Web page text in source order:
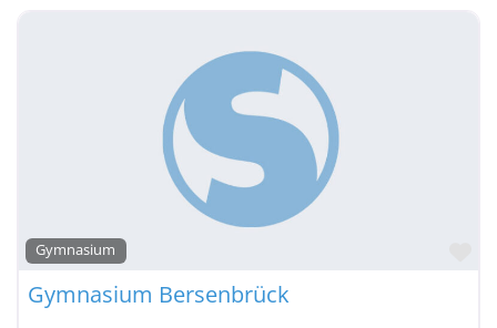
Gymnasium
Gymnasium Bersenbrück